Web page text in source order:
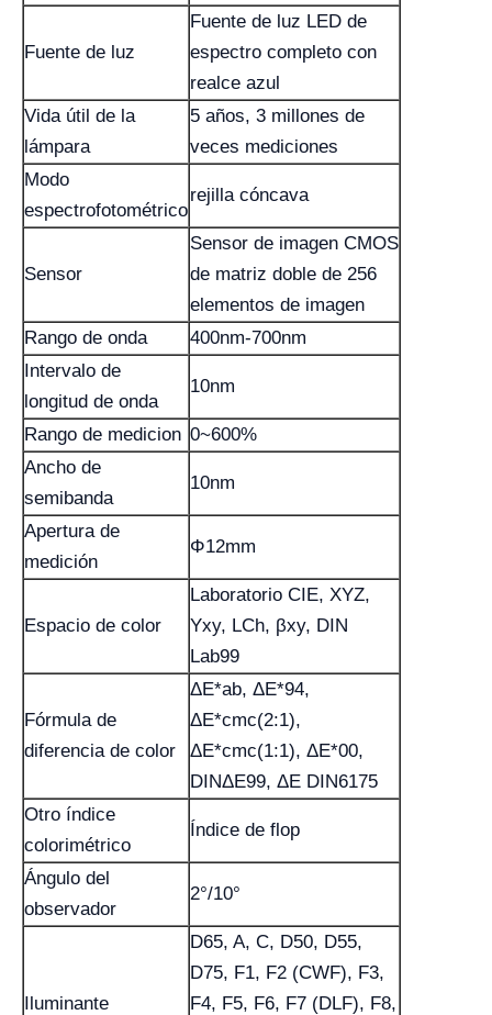
Fuente de luz
Fuente de luz LED de
espectro completo con
realce azul
Vida útil de la
lámpara
5 años, 3 millones de
veces mediciones
Modo
espectrofotométrico
rejilla cóncava
Sensor
Sensor de imagen CMOS
de matriz doble de 256
elementos de imagen
Rango de onda
400nm-700nm
Intervalo de
longitud de onda
10nm
Rango de medicion 0~600%
Ancho de
semibanda
10nm
Apertura de
medición
Φ12mm
Espacio de color
Laboratorio CIE, XYZ,
Yxy, LCh, βxy, DIN
Lab99
Fórmula de
diferencia de color
ΔE*ab, ΔE*94,
ΔE*cmc(2:1),
ΔE*cmc(1:1), ΔE*00,
DINΔE99, ΔE DIN6175
Otro índice
colorimétrico
Índice de flop
Ángulo del
observador
2°/10°
Iluminante
D65, A, C, D50, D55,
D75, F1, F2 (CWF), F3,
F4, F5, F6, F7 (DLF), F8,